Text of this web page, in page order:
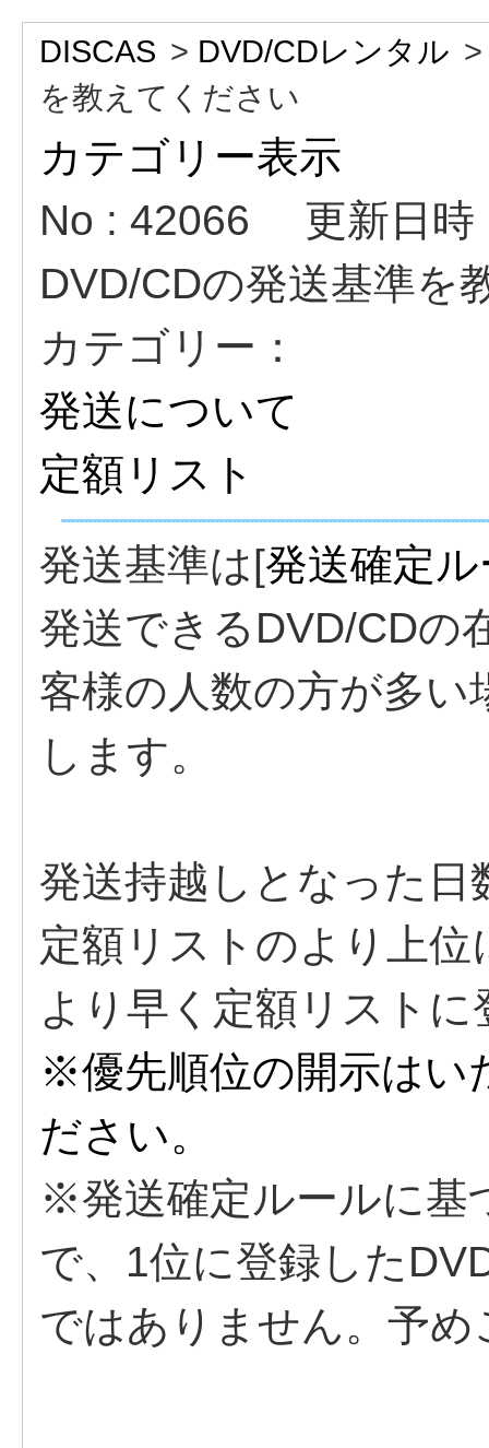
DISCAS > DVD/CDレンタル
を教えてください
カテゴリー表示
No : 42066
更新日
DVD/CDの発送基準を
カテゴリー：
発送について
定額リスト
発送基準は[発送確定
発送できるDVD/CDの
客様の人数の方が多い
します。
発送持越しとなった日
定額リストのより上
より早く定額リストに
※優先順位の開示はい
ださい。
※発送確定ルールに基
で、1位に登録した
ではありません。予